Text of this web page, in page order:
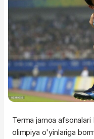
Terma jamoa
olimpiya o'yinlariga